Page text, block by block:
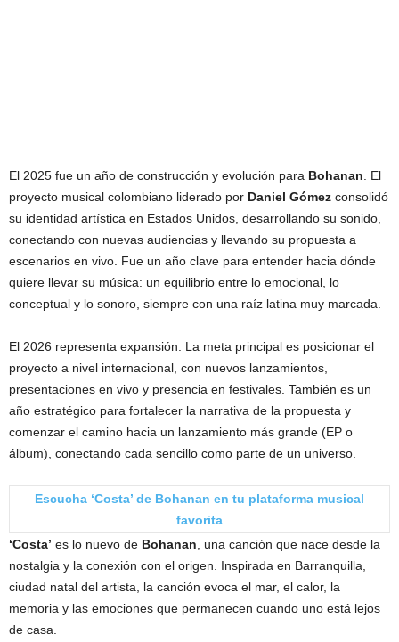
El 2025 fue un año de construcción y evolución para Bohanan . El
proyecto musical colombiano liderado por Daniel Gómez consolidó
su identidad artística en Estados Unidos, desarrollando su sonido,
conectando con nuevas audiencias y llevando su propuesta a
escenarios en vivo. Fue un año clave para entender hacia dónde
quiere llevar su música: un equilibrio entre lo emocional, lo
conceptual y lo sonoro, siempre con una raíz latina muy marcada.
El 2026 representa expansión. La meta principal es posicionar el
proyecto a nivel internacional, con nuevos lanzamientos,
presentaciones en vivo y presencia en festivales. También es un
año estratégico para fortalecer la narrativa de la propuesta y
comenzar el camino hacia un lanzamiento más grande (EP o
álbum), conectando cada sencillo como parte de un universo.
Escucha ‘Costa’ de Bohanan en tu plataforma musical
favorita
‘Costa’ es lo nuevo de Bohanan , una canción que nace desde la
nostalgia y la conexión con el origen. Inspirada en Barranquilla,
ciudad natal del artista, la canción evoca el mar, el calor, la
memoria y las emociones que permanecen cuando uno está lejos
de casa.